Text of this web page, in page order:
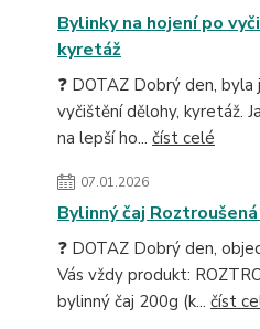
Bylinky na hojení po
kyretáž
❓ DOTAZ Dobrý den, byla
vyčištění dělohy, kyretáž.
na lepší ho... číst celé
07.01.2026
Bylinný čaj
❓ DOTAZ Dobrý den,
Vás vždy produkt:
bylinný čaj 200g (k... číst